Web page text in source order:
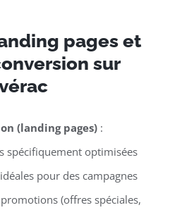
pages et
sur
(landing pages):
spécifiquement optimisées
pour des campagnes
(offres spéciales,